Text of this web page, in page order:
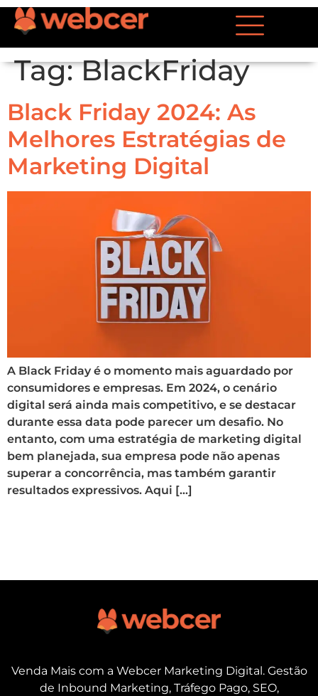
Tag:BlackFriday
Black Friday 2024: As
Melhores Estratégias de
Marketing Digital
A Black Friday é o momento mais aguardado por
consumidores e empresas. Em 2024, o cenário
digital será ainda mais competitivo, e se destacar
durante essa data pode parecer um desafio. No
entanto, com uma estratégia de marketing digital
bem planejada, sua empresa pode não apenas
superar a concorrência, mas também garantir
resultados expressivos. Aqui […]
Venda Mais com a Webcer Marketing Digital. Gestão
de Inbound Marketing, Tráfego Pago, SEO,